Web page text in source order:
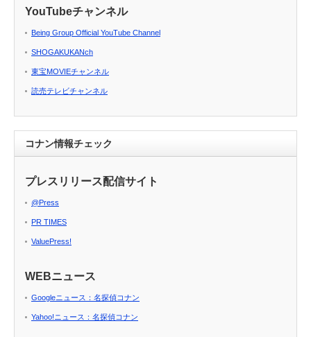
YouTubeチャンネル
Being Group Official YouTube Channel
SHOGAKUKANch
東宝MOVIEチャンネル
読売テレビチャンネル
コナン情報チェック
プレスリリース配信サイト
@Press
PR TIMES
ValuePress!
WEBニュース
Googleニュース：名探偵コナン
Yahoo!ニュース：名探偵コナン